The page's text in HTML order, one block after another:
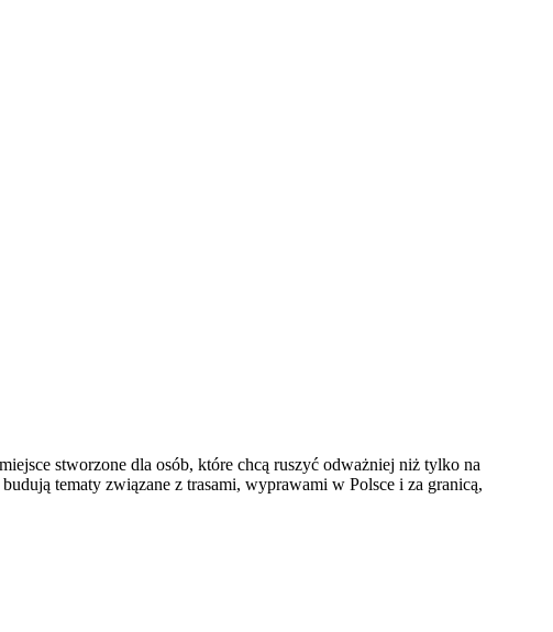
stworzone dla osób, które chcą ruszyć odważniej niż tylko na
tematy związane z trasami, wyprawami w Polsce i za granicą,